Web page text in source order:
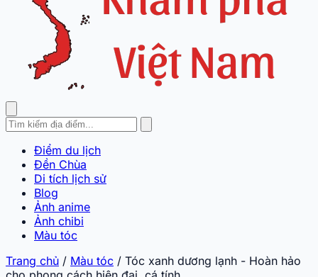
Điểm du lịch
Đền Chùa
Di tích lịch sử
Blog
Ảnh anime
Ảnh chibi
Màu tóc
Trang chủ / Màu tóc / Tóc xanh dương lạnh - Hoàn hảo